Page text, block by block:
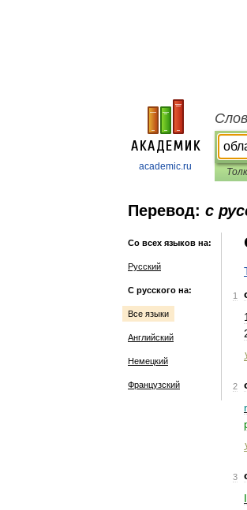
academic.ru
Перевод: с
Со всех языков на:
Русский
С русского на:
Все языки
Английский
Немецкий
Французский
1
1
2
3